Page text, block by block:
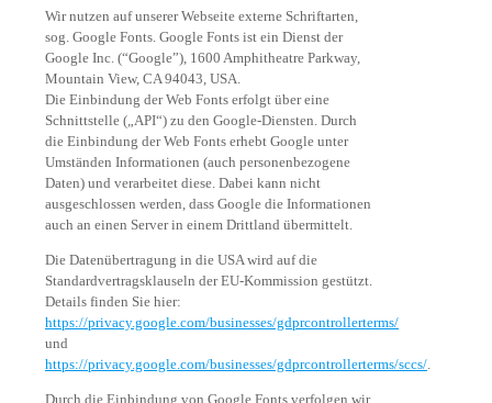
Wir nutzen auf unserer Webseite externe Schriftarten,
sog. Google Fonts. Google Fonts ist ein Dienst der
Google Inc. (“Google”), 1600 Amphitheatre Parkway,
Mountain View, CA 94043, USA.
Die Einbindung der Web Fonts erfolgt über eine
Schnittstelle („API“) zu den Google-Diensten. Durch
die Einbindung der Web Fonts erhebt Google unter
Umständen Informationen (auch personenbezogene
Daten) und verarbeitet diese. Dabei kann nicht
ausgeschlossen werden, dass Google die Informationen
auch an einen Server in einem Drittland übermittelt.
Die Datenübertragung in die USA wird auf die
Standardvertragsklauseln der EU-Kommission gestützt.
Details finden Sie hier:
https://privacy.google.com/businesses/gdprcontrollerterms/
und
https://privacy.google.com/businesses/gdprcontrollerterms/sccs/
Durch die Einbindung von Google Fonts verfolgen wir